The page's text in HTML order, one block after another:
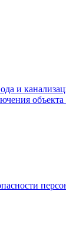
и
объекта